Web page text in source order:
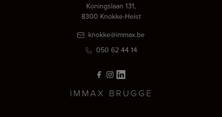
Koningslaan 131,
8300 Knokke-Heist
knokke@immax.be
050 62 44 14
IMMAX BRUGGE